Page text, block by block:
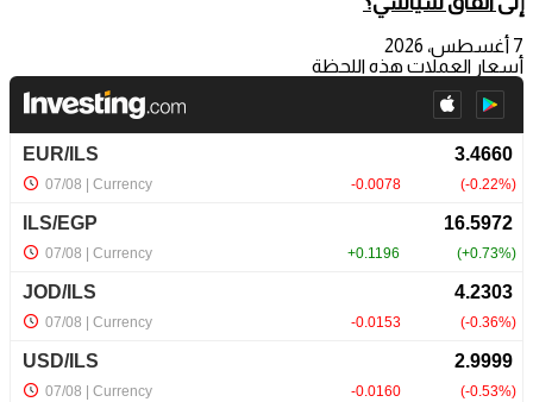
7 أغسطس، 2026
أسعار العملات هذه اللحظة